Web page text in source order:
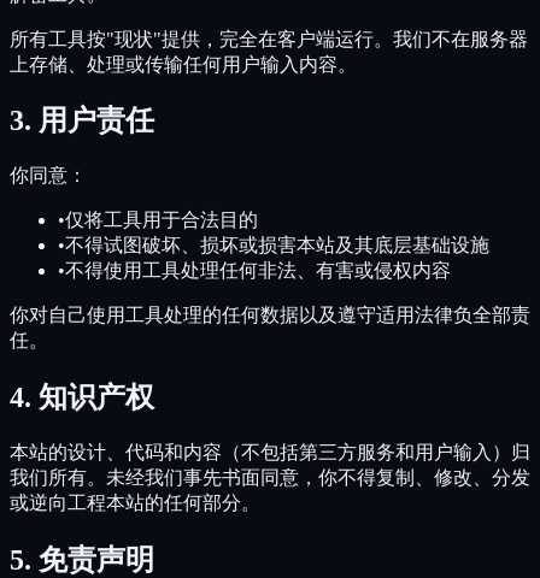
所有工具按"现状"提供，完全在客户端运行。我们不在服务器
上存储、处理或传输任何用户输入内容。
3. 用户责任
你同意：
•仅将工具用于合法目的
•不得试图破坏、损坏或损害本站及其底层基础设施
•不得使用工具处理任何非法、有害或侵权内容
你对自己使用工具处理的任何数据以及遵守适用法律负全部责
任。
4. 知识产权
本站的设计、代码和内容（不包括第三方服务和用户输入）归
我们所有。未经我们事先书面同意，你不得复制、修改、分发
或逆向工程本站的任何部分。
5. 免责声明